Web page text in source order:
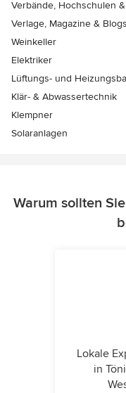
Verbände, Hochschulen
Verlage, Magazine & Blogs
Weinkeller
Elektriker
Lüftungs- und
Klär- & Abwassertechnik
Klempner
Solaranlagen
Warum sollten
Lokale
in